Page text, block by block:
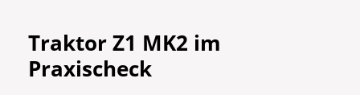
Traktor Z1 MK2 im
Praxischeck